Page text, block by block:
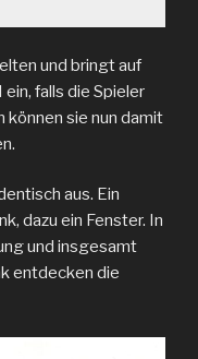
und bringt auf
falls die Spieler
sie nun damit
aus. Ein
dazu ein Fenster. In
und insgesamt
entdecken die